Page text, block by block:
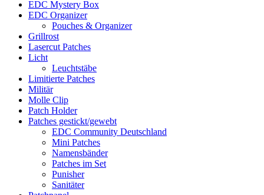
EDC Mystery Box
EDC Organizer
Pouches & Organizer
Grillrost
Lasercut Patches
Licht
Leuchtstäbe
Limitierte Patches
Militär
Molle Clip
Patch Holder
Patches gestickt/gewebt
EDC Community Deutschland
Mini Patches
Namensbänder
Patches im Set
Punisher
Sanitäter